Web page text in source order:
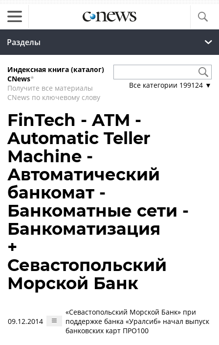
Разделы
Индексная книга (каталог)
CNews*
Получите все материалы
CNews по ключевому слову
Все категории 199124 ▼
FinTech - ATM -
Automatic Teller
Machine -
Автоматический
банкомат -
Банкоматные сети -
Банкоматизация
+
Севастопольский
Морской Банк
09.12.2014
«Севастопольский Морской Банк» при
поддержке банка «Уралсиб» начал выпуск
банковских карт ПРО100